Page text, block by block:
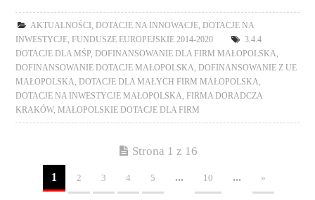
AKTUALNOŚCI DOTACJE NA INNOWACJE
DOTACJE NA
INWESTYCJE
FUNDUSZE EUROPEJSKIE 2014-2020
3.4.4
DOTACJE DLA MŚP
DOFINANSOWANIE DLA FIRM MAŁOPOLSKA
DOFINANSOWANIE DOTACJE MAŁOPOLSKA
DOFINANSOWANIE Z UE
MAŁOPOLSKA
DOTACJE DLA MAŁYCH FIRM MAŁOPOLSKA
DOTACJE NA INWESTYCJE MAŁOPOLSKA
FIRMA DORADCZA
KRAKÓW, MAŁOPOLSKIE DOTACJE DLA FIRM
Strona 1 z 16
1 2 3 4 5 ... 10 ... »